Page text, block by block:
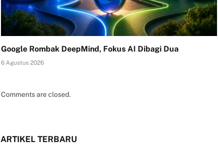
Google Rombak DeepMind, Fokus AI Dibagi Dua
6 Agustus 2026
Comments are closed.
ARTIKEL TERBARU